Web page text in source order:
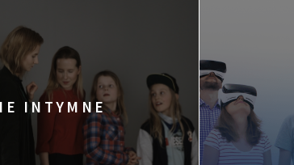
INTYMNE